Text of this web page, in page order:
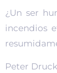
¿Un ser
incendios
Peter